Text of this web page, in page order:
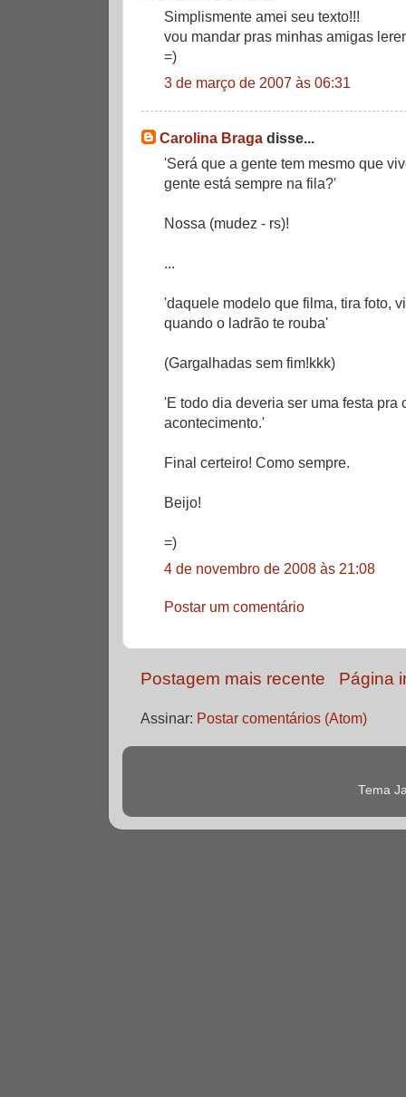
Simplismente amei seu texto!!!
vou mandar pras minhas amigas
=)
3 de março de 2007 às 06:31
Carolina Braga disse...
'Será que a gente tem mesmo que
gente está sempre na fila?'
Nossa (mudez - rs)!
...
'daquele modelo que filma, tira foto,
quando o ladrão te rouba'
(Gargalhadas sem fim!kkk)
'E todo dia deveria ser uma festa pra
acontecimento.'
Final certeiro! Como sempre.
Beijo!
=)
4 de novembro de 2008 às 21:08
Postar um comentário
Postagem mais recente Página
Assinar: Postar comentários (Atom)
Tema